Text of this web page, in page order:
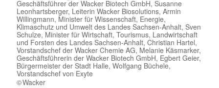
Geschäftsführer der Wacker Biotech GmbH, Susanne
Leonhartsberger, Leiterin Wacker Biosolutions, Armin
Willingmann, Minister für Wissenschaft, Energie,
Klimaschutz und Umwelt des Landes Sachsen-Anhalt, Sven
Schulze, Minister für Wirtschaft, Tourismus, Landwirtschaft
und Forsten des Landes Sachsen-Anhalt, Christian Hartel,
Vorstandschef der Wacker Chemie AG, Melanie Käsmarker,
Geschäftsführerin der Wacker Biotech GmbH, Egbert Geier,
Bürgermeister der Stadt Halle, Wolfgang Büchele,
Vorstandschef von Exyte
Wacker